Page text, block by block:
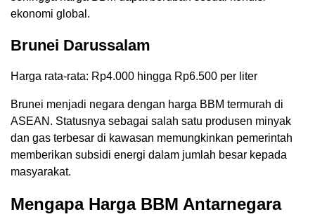
ekonomi global.
Brunei Darussalam
Harga rata-rata: Rp4.000 hingga Rp6.500 per liter
Brunei menjadi negara dengan harga BBM termurah di
ASEAN. Statusnya sebagai salah satu produsen minyak
dan gas terbesar di kawasan memungkinkan pemerintah
memberikan subsidi energi dalam jumlah besar kepada
masyarakat.
Mengapa Harga BBM Antarnegara